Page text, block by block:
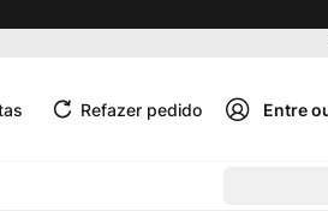
Refazer pedido